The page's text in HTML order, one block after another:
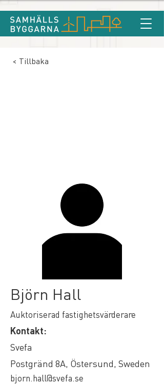
< Tillbaka
Björn Hall
Auktoriserad fastighetsvärderare
Kontakt:
Svefa
Postgränd 8A, Östersund, Sweden
bjorn.hall@svefa.se